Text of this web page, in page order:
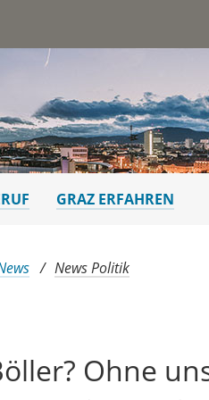
GRAZ ERFAHREN
News Politik
Ohne